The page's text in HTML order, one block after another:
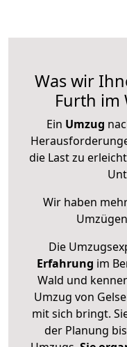
Was wir
Furth im
Ein Umzug
die Last zu
Wir haben
Die
Erfahrung im
Wald und
Umzug von
mit sich bringt.
der Planung